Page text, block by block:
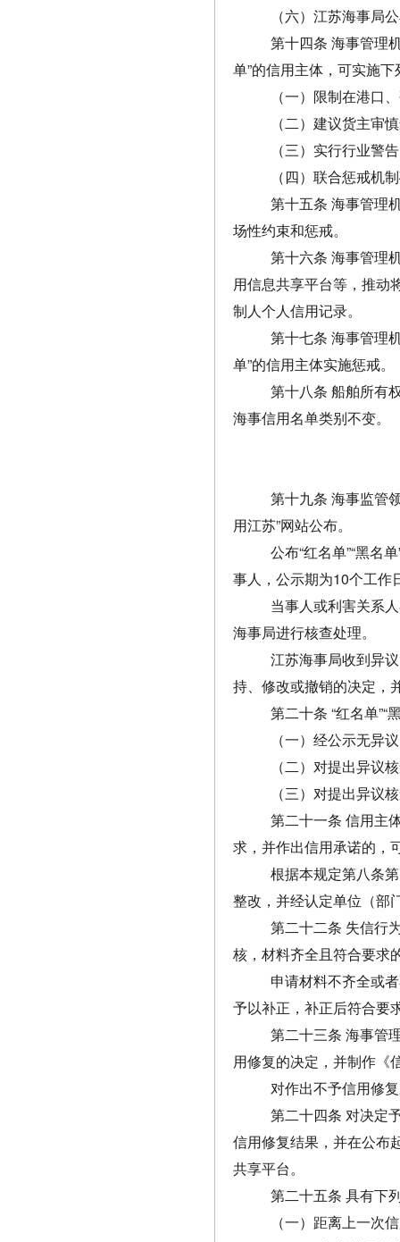
（六）江苏海事局
第十四条 海事管理
单”的信用主体，可实施
（一）限制在港口
（二）建议货主审
（三）实行行业警
（四）联合惩戒机
第十五条 海事管理
场性约束和惩戒。
第十六条 海事管理
用信息共享平台等，推动
制人个人信用记录。
第十七条 海事管理
单”的信用主体实施惩戒。
第十八条 船舶所有
海事信用名单类别不变。
第十九条 海事监管
用江苏”网站公布。
公布“红名单”“黑名
事人，公示期为10个工作
当事人或利害关系
海事局进行核查处理。
江苏海事局收到异
持、修改或撤销的决定，
第二十条“红名单
（一）经公示无异
（二）对提出异议
（三）对提出异议
第二十一条 信用主
求，并作出信用承诺的，
根据本规定第八条
整改，并经认定单位（部
第二十二条 失信行
核，材料齐全且符合要求
申请材料不齐全或
予以补正，补正后符合要
第二十三条 海事管
用修复的决定，并制作《
对作出不予信用修
第二十四条 对决定
信用修复结果，并在公布
共享平台。
第二十五条 具有下
（一）距离上一次